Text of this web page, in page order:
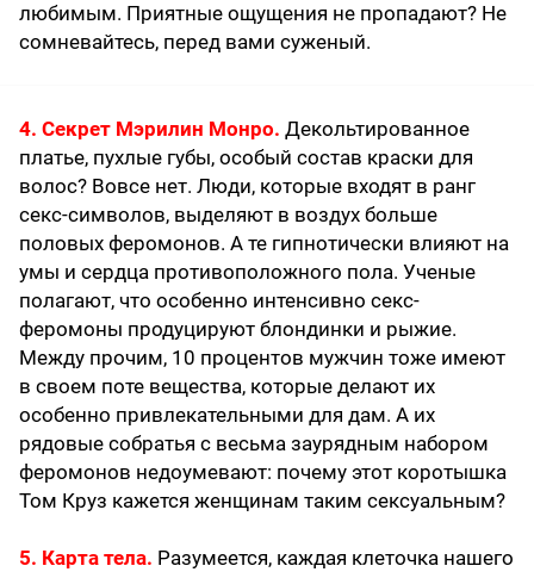
любимым. Приятные ощущения не пропадают? Не
сомневайтесь, перед вами суженый.
4. Секрет Мэрилин Монро. Декольтированное
платье, пухлые губы, особый состав краски для
волос? Вовсе нет. Люди, которые входят в ранг
секс-символов, выделяют в воздух больше
половых феромонов. А те гипнотически влияют на
умы и сердца противоположного пола. Ученые
полагают, что особенно интенсивно секс-
феромоны продуцируют блондинки и рыжие.
Между прочим, 10 процентов мужчин тоже имеют
в своем поте вещества, которые делают их
особенно привлекательными для дам. А их
рядовые собратья с весьма заурядным набором
феромонов недоумевают: почему этот коротышка
Том Круз кажется женщинам таким сексуальным?
5. Карта тела. Разумеется, каждая клеточка нашего